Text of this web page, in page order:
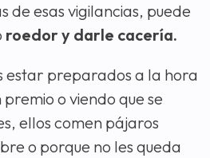
de esas vigilancias, puede
roedor y darle cacería.
estar preparados a la hora
o viendo que se
ellos comen pájaros
o porque no les queda